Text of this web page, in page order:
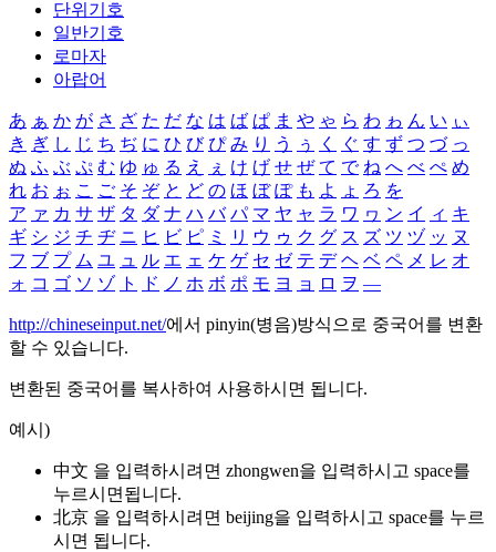
단위기호
일반기호
로마자
아랍어
あ ぁ か が さ ざ た だ な は ば ぱ ま や ゃ ら わ ゎ ん い ぃ
き ぎ し じ ち ぢ に ひ び ぴ み り う ぅ く ぐ す ず つ づ っ
ぬ ふ ぶ ぷ む ゆ ゅ る え ぇ け げ せ ぜ て で ね へ べ ぺ め
れ お ぉ こ ご そ ぞ と ど の ほ ぼ ぽ も よ ょ ろ を
ア ァ カ サ ザ タ ダ ナ ハ バ パ マ ヤ ャ ラ ワ ヮ ン イ ィ キ
ギ シ ジ チ ヂ ニ ヒ ビ ピ ミ リ ウ ゥ ク グ ス ズ ツ ヅ ッ ヌ
フ ブ プ ム ユ ュ ル エ ェ ケ ゲ セ ゼ テ デ ヘ ベ ペ メ レ オ
ォ コ ゴ ソ ゾ ト ド ノ ホ ボ ポ モ ヨ ョ ロ ヲ ―
http://chineseinput.net/에서 pinyin(병음)방식으로 중국어를 변환
할 수 있습니다.
변환된 중국어를 복사하여 사용하시면 됩니다.
예시)
中文 을 입력하시려면 zhongwen을 입력하시고 space를
누르시면됩니다.
北京 을 입력하시려면 beijing을 입력하시고 space를 누르
시면 됩니다.